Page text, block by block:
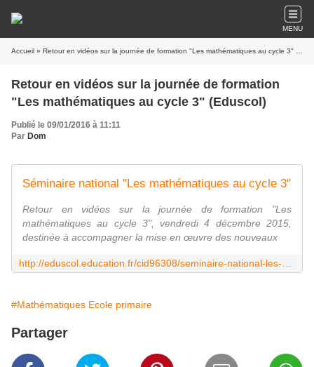
MENU
Accueil » Retour en vidéos sur la journée de formation "Les mathématiques au cycle 3" (Eduscol)
Retour en vidéos sur la journée de formation
"Les mathématiques au cycle 3" (Eduscol)
Publié le 09/01/2016 à 11:11
Par Dom
Séminaire national "Les mathématiques au cycle 3"
Retour en vidéos sur la journée de formation "Les
mathématiques au cycle 3", vendredi 4 décembre 2015,
destinée à accompagner la mise en œuvre des nouveaux
#Mathématiques Ecole primaire
Partager